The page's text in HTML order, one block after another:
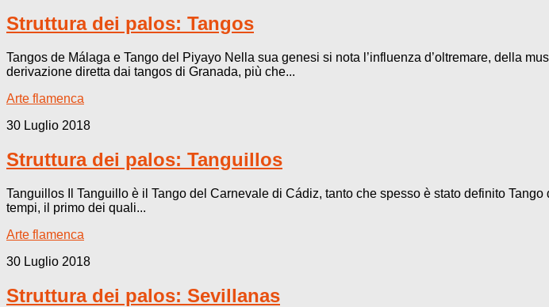
Struttura dei palos: Tangos
Tangos de Málaga e Tango del Piyayo Nella sua genesi si nota l’influenza d’oltremare, della
derivazione diretta dai tangos di Granada, più che...
Arte flamenca
30 Luglio 2018
Struttura dei palos: Tanguillos
Tanguillos Il Tanguillo è il Tango del Carnevale di Cádiz, tanto che spesso è stato definito
tempi, il primo dei quali...
Arte flamenca
30 Luglio 2018
Struttura dei palos: Sevillanas